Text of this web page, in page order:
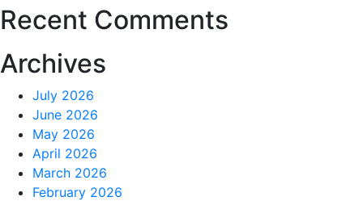
Recent Comments
Archives
July 2026
June 2026
May 2026
April 2026
March 2026
February 2026